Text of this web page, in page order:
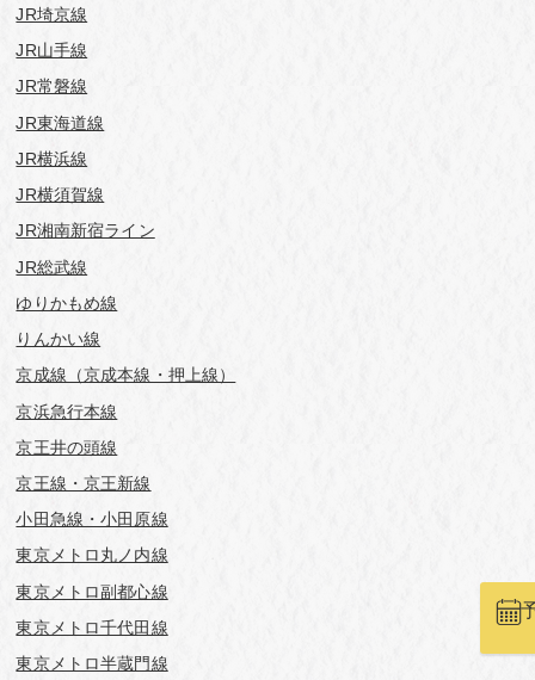
JR埼京線
JR山手線
JR常磐線
JR東海道線
JR横浜線
JR横須賀線
JR湘南新宿ライン
JR総武線
ゆりかもめ線
りんかい線
京成線（京成本線・押上線）
京浜急行本線
京王井の頭線
京王線・京王新線
小田急線・小田原線
東京メトロ丸ノ内線
東京メトロ副都心線
東京メトロ千代田線
東京メトロ半蔵門線